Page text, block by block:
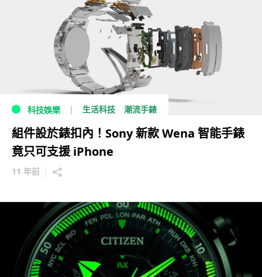
科技娛樂 生活科技 潮流手錶
組件設於錶扣內！Sony 新款 Wena 智能手錶
竟只可支援 iPhone
11 年前